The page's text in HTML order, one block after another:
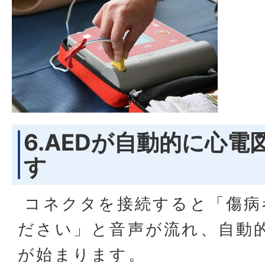
6.AEDが自動的に心電
す
コネクタを接続すると「傷
ださい」と音声が流れ、自動
が始まります。